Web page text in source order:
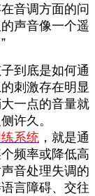
音调方面的问
声音像一个遥
到底是如何通
刺激存在明显
一点的音量就
许久。
系统 ，就是通
频率或降低高
音处理失调的
言障碍、交往